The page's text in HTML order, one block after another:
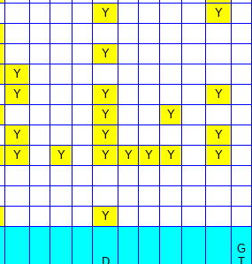
Y Y
Y
Y
Y Y Y
Y Y
Y Y Y
Y Y Y Y Y Y Y
Y
G